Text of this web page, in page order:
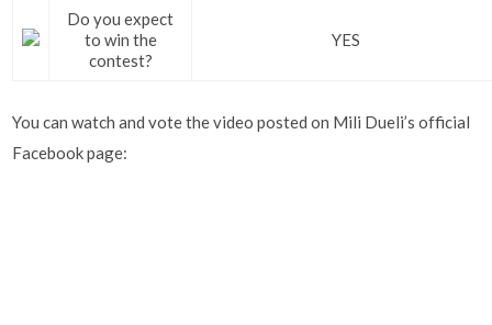
Do you expect
to win the
contest?
YES
You can watch and vote the video posted on Mili Dueli’s official
Facebook page: